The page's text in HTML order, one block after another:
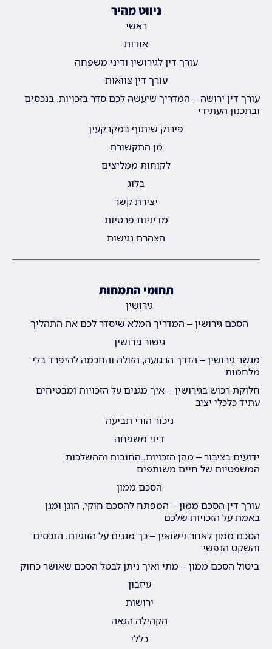
ניווט מהיר
ראשי
אודות
עורך דין לגירושין ודיני משפחה
עורך דין צוואות
עורך דין ירושה – המדריך שיעשה לכם סדר בזכויות, בנכסים
ובתכנון העתידי
פירוק שיתוף במקרקעין
מן התקשורת
לקוחות ממליצים
בלוג
יצירת קשר
מדיניות פרטיות
הצהרת נגישות
תחומי התמחות
גירושין
הסכם גירושין – המדריך המלא שיסדר לכם את התהליך
גישור גירושין
מגשר גירושין – הדרך הרגועה, הזולה והחכמה להיפרד בלי
מלחמות
חלוקת רכוש בגירושין – איך מגנים על הזכויות ומבטיחים
עתיד כלכלי יציב
ניכור הורי תביעה
דיני משפחה
ידועים בציבור – מהן הזכויות, החובות וההשלכות
המשפטיות של חיים משותפים
הסכם ממון
עורך דין הסכם ממון – המפתח להסכם חוקי, הוגן ומגן
באמת על הזכויות שלכם
הסכם ממון לאחר נישואין – כך מגנים על הזוגיות, הנכסים
והשקט הנפשי
ביטול הסכם ממון – מתי ואיך ניתן לבטל הסכם שאושר כחוק
עיזבון
ירושות
הקהילה הגאה
כללי